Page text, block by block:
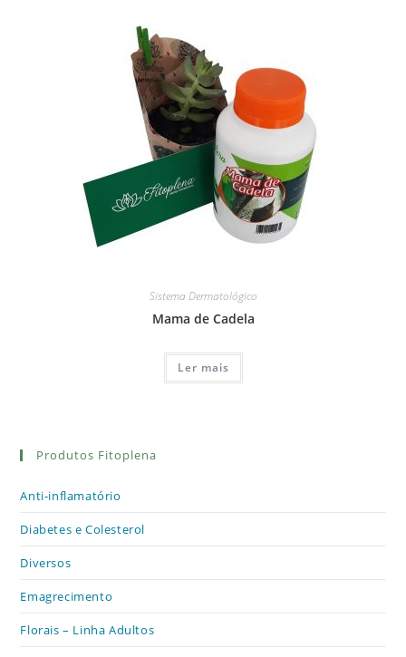
Sistema Dermatológico
Mama de Cadela
Ler mais
Produtos Fitoplena
Anti-inflamatório
Diabetes e Colesterol
Diversos
Emagrecimento
Florais – Linha Adultos